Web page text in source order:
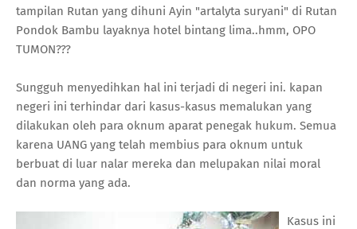
tampilan Rutan yang dihuni Ayin "artalyta suryani" di Rutan
Pondok Bambu layaknya hotel bintang lima..hmm, OPO
TUMON???
Sungguh menyedihkan hal ini terjadi di negeri ini. kapan
negeri ini terhindar dari kasus-kasus memalukan yang
dilakukan oleh para oknum aparat penegak hukum. Semua
karena UANG yang telah membius para oknum untuk
berbuat di luar nalar mereka dan melupakan nilai moral
dan norma yang ada.
Kasus ini